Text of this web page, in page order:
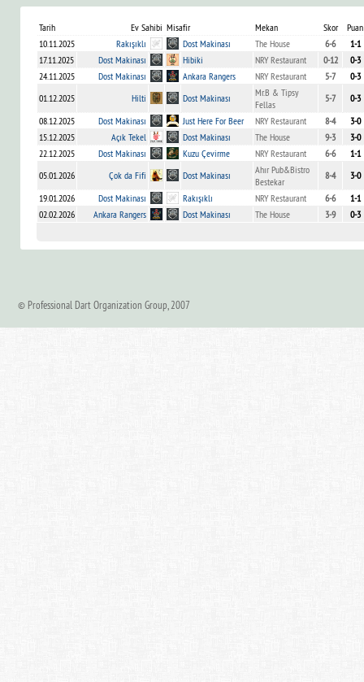
Tarih Ev Sahibi Misafir Mekan Skor
Puan
10.11.2025
Rakışıklı Dost Makinası The House 6-6
1-1
17.11.2025
Dost Makinası Hibiki NRY Restaurant 0-12
0-3
24.11.2025
Dost Makinası Ankara Rangers NRY Restaurant 5-7
0-3
01.12.2025
Hilti Dost Makinası
Mr.B & Tipsy
Fellas
5-7
0-3
08.12.2025
Dost Makinası Just Here For Beer NRY Restaurant 8-4
3-0
15.12.2025
Açık Tekel Dost Makinası The House 9-3
3-0
22.12.2025
Dost Makinası Kuzu Çevirme NRY Restaurant 6-6
1-1
05.01.2026
Çok da Fifi Dost Makinası
Ahır Pub&Bistro
Bestekar
8-4
3-0
19.01.2026
Dost Makinası Rakışıklı NRY Restaurant 6-6
1-1
02.02.2026
Ankara Rangers Dost Makinası The House 3-9 0-3
© Professional Dart Organization Group, 2007